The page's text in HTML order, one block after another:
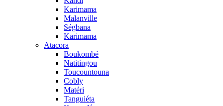
Karimama
Malanville
Ségbana
Karimama
Atacora
Boukombé
Natitingou
Toucountouna
Cobly
Matéri
Tanguiéta